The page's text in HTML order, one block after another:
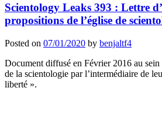
Scientology Leaks 393 : Lettre
propositions de l’église de
Posted on 07/01/2020 by benjaltf4
Document diffusé en Février 2016 au sein
de la scientologie par l’intermédiaire de
liberté ».